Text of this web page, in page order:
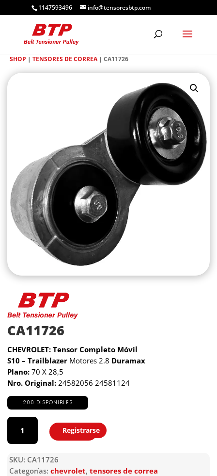
1147593496 info@tensoresbtp.com
SHOP | TENSORES DE CORREA| CA11726
CA11726
CHEVROLET: Tensor Completo Móvil
S10 – Trailblazer Motores 2.8 Duramax
Plano: 70 X 28,5
Nro. Original: 24582056 24581124
200 DISPONIBLES
CA11726
cantidad
Agregar
Registrarse
SKU: CA11726
Categorías: chevrolet, tensores de correa